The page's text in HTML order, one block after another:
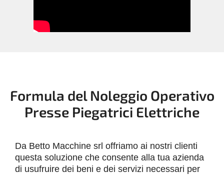
Formula del Noleggio Operativo
Presse Piegatrici Elettriche
Da Betto Macchine srl offriamo ai nostri clienti
questa soluzione che consente alla tua azienda
di usufruire dei beni e dei servizi necessari per